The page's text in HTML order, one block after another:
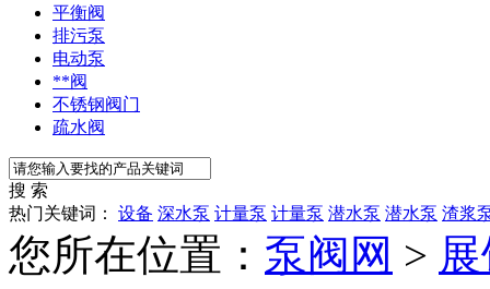
平衡阀
排污泵
电动泵
**阀
不锈钢阀门
疏水阀
搜 索
热门关键词： 设备 深水泵 计量泵 计量泵 潜水泵 潜水泵 渣浆
您所在位置： 泵阀网 >